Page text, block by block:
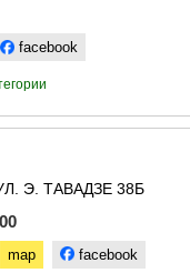
facebook
УЛ. Э. ТАВАДЗЕ 38Б
map facebook